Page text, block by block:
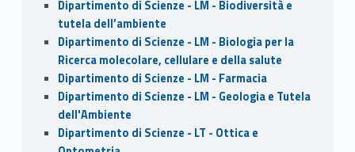
Dipartimento di Scienze - LM - Biodiversità e
tutela dell’ambiente
Dipartimento di Scienze - LM - Biologia per la
Ricerca molecolare, cellulare e della salute
Dipartimento di Scienze - LM - Farmacia
Dipartimento di Scienze - LM - Geologia e Tutela
dell'Ambiente
Dipartimento di Scienze - LT - Ottica e